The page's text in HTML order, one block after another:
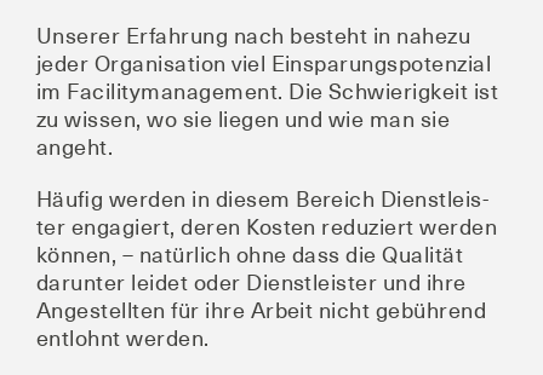
Unse­rer Erfah­rung nach besteht in nahe­zu
jeder Orga­ni­sa­ti­on viel Ein­spa­rungs­po­ten­zi­al
im Faci­li­ty­ma­nage­ment. Die Schwie­rig­keit ist
zu wis­sen, wo sie lie­gen und wie man sie
angeht.
Häu­fig wer­den in die­sem Bereich Dienst­leis­
ter enga­giert, deren Kos­ten redu­ziert wer­den
kön­nen, – natür­lich ohne dass die Qua­li­tät
dar­un­ter lei­det oder Dienst­leis­ter und ihre
Ange­stell­ten für ihre Arbeit nicht gebüh­rend
ent­lohnt werden.